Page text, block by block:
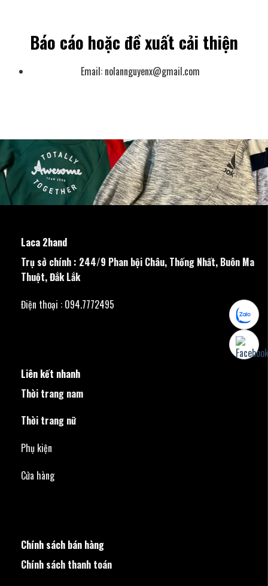
Báo cáo hoặc đề xuất cải thiện
Email: nolannguyenx@gmail.com
Laca 2hand
Trụ sở chính : 244/9 Phan bội Châu, Thống Nhất, Buôn Ma
Thuột, Đắk Lắk
Điện thoại : 094.7772495
Liên kết nhanh
Thời trang nam
Thời trang nữ
Phụ kiện
Cửa hàng
Chính sách bán hàng
Chính sách thanh toán